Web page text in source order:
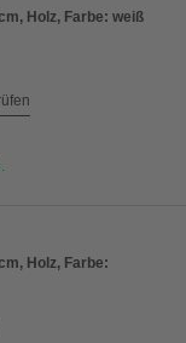
Holz, Farbe: weiß
Holz, Farbe: